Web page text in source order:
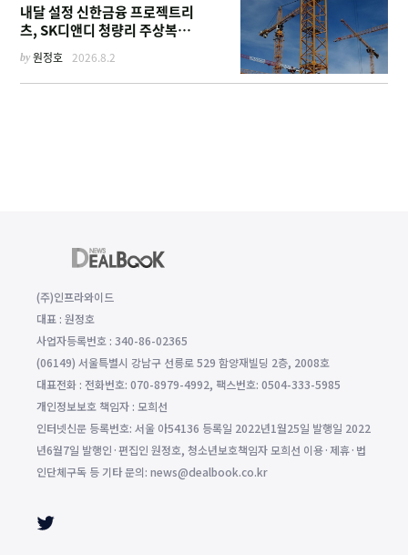
내달 설정 신한금융 프로젝트리
츠, SK디앤디 청량리 주상복합
부지 매입
by원정호 2026.8.2
(주)인프라와이드
대표 : 원정호
사업자등록번호 : 340-86-02365
(06149) 서울특별시 강남구 선릉로 529 함양재빌딩 2층, 2008호
대표전화 : 전화번호: 070-8979-4992, 팩스번호: 0504-333-5985
개인정보보호 책임자 : 모희선
인터넷신문 등록번호: 서울 아54136 등록일 2022년1월25일 발행일 2022
년6월7일 발행인·편집인 원정호, 청소년보호책임자 모희선 이용·제휴·법
인단체구독 등 기타 문의: news@dealbook.co.kr